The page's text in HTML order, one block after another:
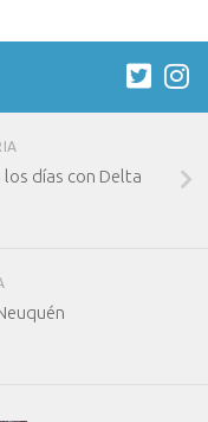
días con Delta